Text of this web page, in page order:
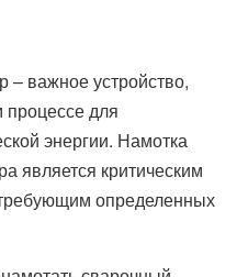
важное устройство,
процессе для
энергии. Намотка
является критическим
определенных